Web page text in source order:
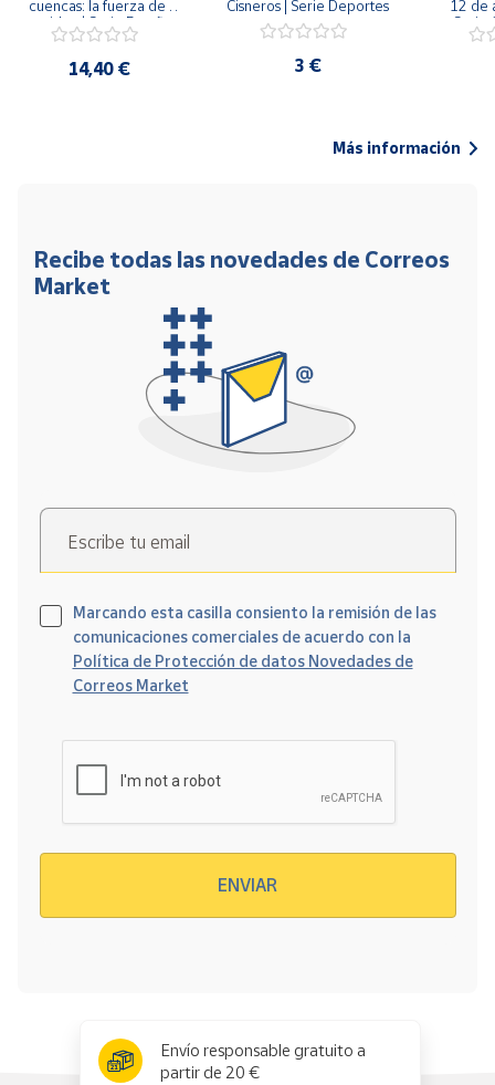
cuencas: la fuerza de
una idea.| Serie España
ES| Pliego Premium
14,40 €
Cisneros | Serie Deportes
3 €
12 de
Serie
Más información
Recibe todas las novedades de Correos
Market
Escribe tu email
Marcando esta casilla consiento la remisión de las
comunicaciones comerciales de acuerdo con la
Política de Protección de datos Novedades de
Correos Market
ENVIAR
Envío responsable gratuito a
partir de 20 €